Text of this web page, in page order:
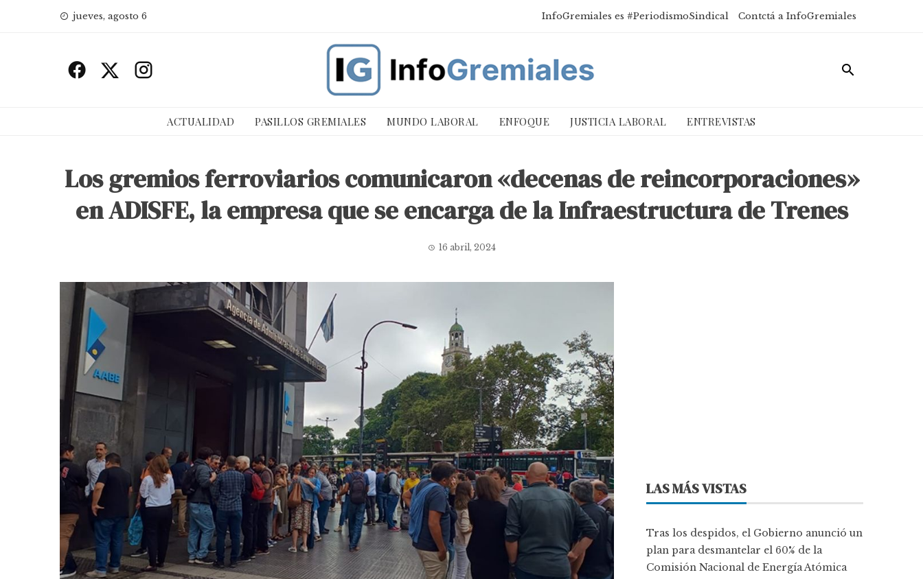
jueves, agosto 6 InfoGremiales es #PeriodismoSindical Contctá a InfoGremiales
ACTUALIDAD PASILLOS GREMIALES MUNDO LABORAL ENFOQUE JUSTICIA LABORAL ENTREVISTAS
Los gremios ferroviarios comunicaron «decenas de reincorporaciones»
en ADISFE, la empresa que se encarga de la Infraestructura de Trenes
16 abril, 2024
LAS MÁS VISTAS
Tras los despidos, el Gobierno anunció un
plan para desmantelar el 60% de la
Comisión Nacional de Energía Atómica